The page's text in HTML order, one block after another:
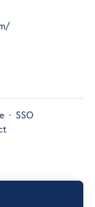
· SSO